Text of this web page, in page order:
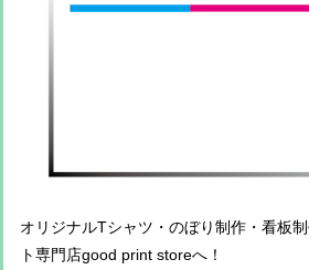
オリジナルTシャツ・のぼり制作・看板
ト専門店good print storeへ！